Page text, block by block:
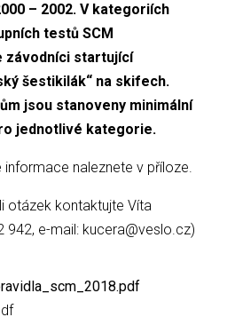
– 2002. V kategoriích
testů SCM
závodníci startující
šestikilák“ na skifech.
jsou stanoveny minimální
jednotlivé kategorie.
naleznete v příloze.
otázek kontaktujte Víta
942, e-mail: kucera@veslo.cz)